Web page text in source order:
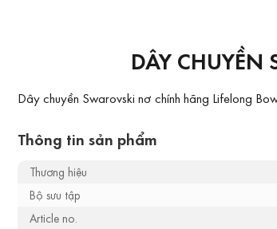
DÂY
Dây chuyền Swarovski nơ chính hãng Lifelong
Thông tin sản phẩm
Thương hiệu
Bộ sưu tập
Article no.